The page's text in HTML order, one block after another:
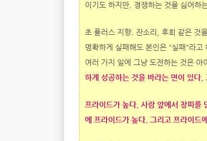
이기도 하지만. 경쟁하는 것을 싫어하
초 플러스 지향. 잔소리, 후회 같은 것
명확하게 실패해도 본인은 "실패"라고
여러 가지 일에 그냥 도전하는 것은 아
하게 성공하는 것을 바라는 면이 있다.
프라이드가 높다. 사람 앞에서 창피를
에 프라이드가 높다. 그리고 프라이드